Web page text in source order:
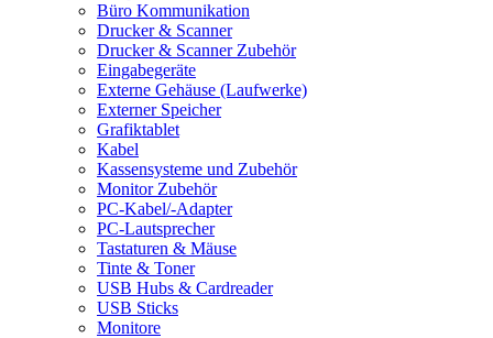
Büro Kommunikation
Drucker & Scanner
Drucker & Scanner Zubehör
Eingabegeräte
Externe Gehäuse (Laufwerke)
Externer Speicher
Grafiktablet
Kabel
Kassensysteme und Zubehör
Monitor Zubehör
PC-Kabel/-Adapter
PC-Lautsprecher
Tastaturen & Mäuse
Tinte & Toner
USB Hubs & Cardreader
USB Sticks
Monitore